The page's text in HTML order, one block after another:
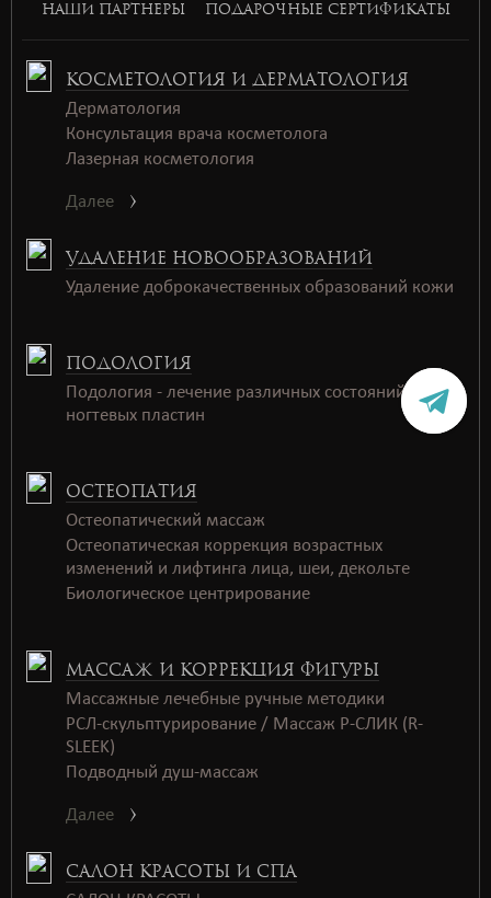
НАШИ ПАРТНЕРЫ
ПОДАРОЧНЫЕ СЕРТИФИКАТЫ
КОСМЕТОЛОГИЯ И ДЕРМАТОЛОГИЯ
Дерматология
Консультация врача косметолога
Лазерная косметология
Далее
САЛОН КРАСОТЫ И СПА
УДАЛЕНИЕ НОВООБРАЗОВАНИЙ
Удаление доброкачественных образований кожи
ПОДОЛОГИЯ
Подология - лечение различных состояний стоп и
ногтевых пластин
ОСТЕОПАТИЯ
Остеопатический массаж
Остеопатическая коррекция возрастных
изменений и лифтинга лица, шеи, декольте
Биологическое центрирование
МАССАЖ И КОРРЕКЦИЯ ФИГУРЫ
Массажные лечебные ручные методики
РСЛ-скульптурирование / Массаж Р-СЛИК (R-
SLEEK)
Подводный душ-массаж
Далее